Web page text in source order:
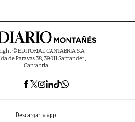
© EDITORIAL CANTABRIA S.A.
de Parayas 38, 39011 Santander ,
Cantabria
Descargar la app